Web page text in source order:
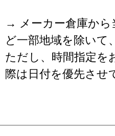
→ メーカー倉庫から
ど一部地域を除いて
ただし、時間指定を
際は日付を優先させ